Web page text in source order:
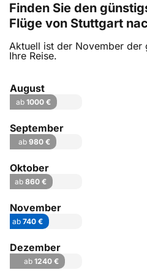
Finden Sie den
Flüge von Stuttgart
Aktuell ist der November der
Ihre Reise.
August
ab1000 €
September
ab980 €
Oktober
ab860 €
November
ab 740 €
Dezember
ab 1240 €